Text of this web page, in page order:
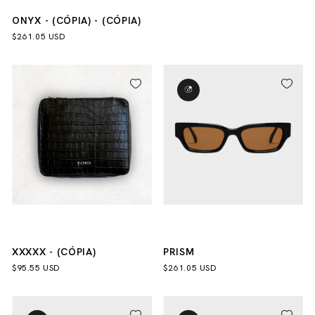
ONYX - (CÓPIA) - (CÓPIA)
$261.05 USD
XXXXX - (CÓPIA)
$95.55 USD
PRISM
$261.05 USD